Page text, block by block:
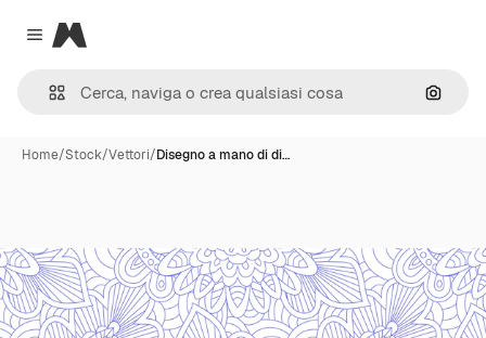
Close menu
Magnific
Cerca
Home/Stock/Vettori/Disegno a mano di di…